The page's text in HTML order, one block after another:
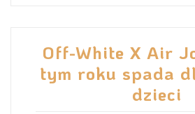
Off-White X Air
tym roku spada
dzieci